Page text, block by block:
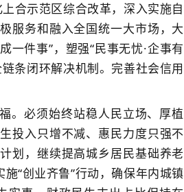
合示范区综合改革，深入实施自
服务和融入全国统一大市场，大
一件事”，塑强“民事无忧·企事有
条闭环解决机制。完善社会信用
。必须始终站稳人民立场、厚植
投入只增不减、惠民力度只强不
划，继续提高城乡居民基础养老
“创业齐鲁”行动，确保年内城镇